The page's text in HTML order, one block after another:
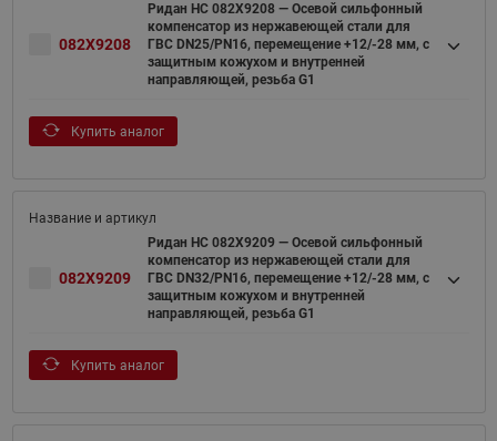
082X9208
Ридан НС 082X9208 — Осевой сильфонный
компенсатор из нержавеющей стали для
ГВС DN25/PN16, перемещение +12/-28 мм, с
защитным кожухом и внутренней
направляющей, резьба G1
Купить аналог
082X9209
Ридан НС 082X9209 — Осевой сильфонный
компенсатор из нержавеющей стали для
ГВС DN32/PN16, перемещение +12/-28 мм, с
защитным кожухом и внутренней
направляющей, резьба G1
Купить аналог